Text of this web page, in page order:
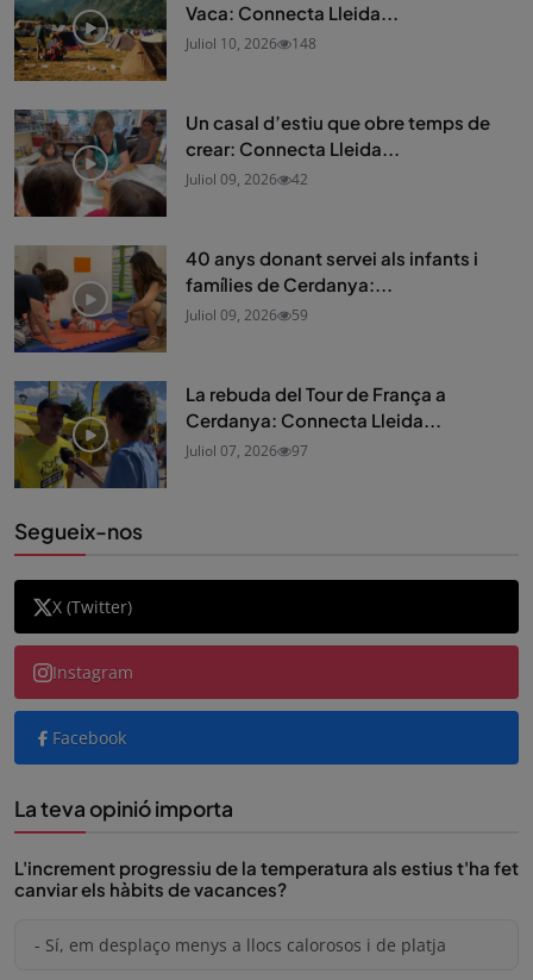
Vaca: Connecta Lleida...
Juliol 10, 2026 148
Un casal d’estiu que obre temps de
crear: Connecta Lleida...
Juliol 09, 2026 42
40 anys donant servei als infants i
famílies de Cerdanya:...
Juliol 09, 2026 59
La rebuda del Tour de França a
Cerdanya: Connecta Lleida...
Juliol 07, 2026 97
Segueix-nos
X (Twitter)
Instagram
Facebook
La teva opinió importa
L'increment progressiu de la temperatura als estius t'ha fet
canviar els hàbits de vacances?
- Sí, em desplaço menys a llocs calorosos i de platja